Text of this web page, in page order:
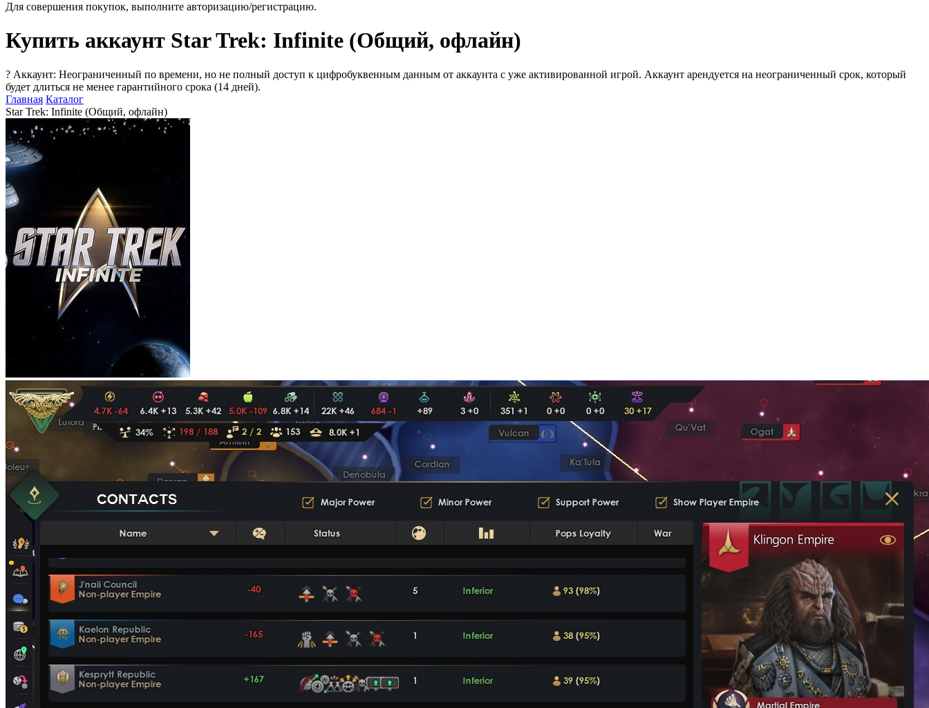
Для совершения покупок, выполните авторизацию/регистрацию.
Купить аккаунт Star Trek: Infinite (Общий, офлайн)
? Аккаунт: Неограниченный по времени, но не полный доступ к цифробуквенным данным от аккаунта с уже активированной игрой. Аккаунт арендуется на неограниченный срок, который
будет длиться не менее гарантийного срока (14 дней).
Главная Каталог
Star Trek: Infinite (Общий, офлайн)